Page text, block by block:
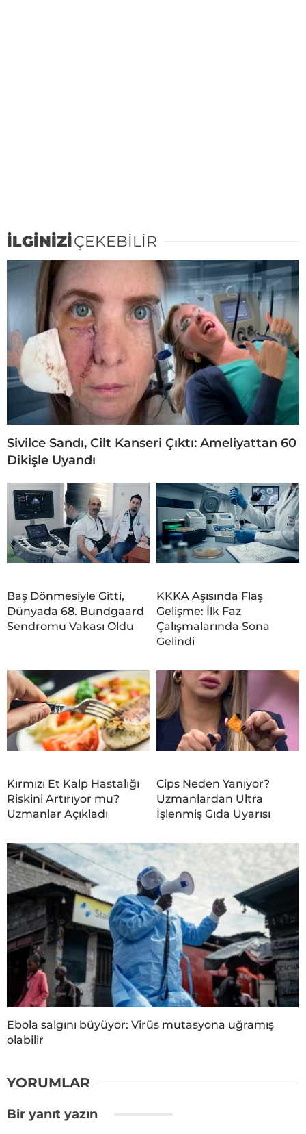
İLGİNİZİÇEKEBİLİR
Sivilce Sandı, Cilt Kanseri Çıktı: Ameliyattan 60
Dikişle Uyandı
Baş Dönmesiyle Gitti,
Dünyada 68. Bundgaard
Sendromu Vakası Oldu
KKKA Aşısında Flaş
Gelişme: İlk Faz
Çalışmalarında Sona
Gelindi
Kırmızı Et Kalp Hastalığı
Riskini Artırıyor mu?
Uzmanlar Açıkladı
Cips Neden Yanıyor?
Uzmanlardan Ultra
İşlenmiş Gıda Uyarısı
Ebola salgını büyüyor: Virüs mutasyona uğramış
olabilir
YORUMLAR
Bir yanıt yazın